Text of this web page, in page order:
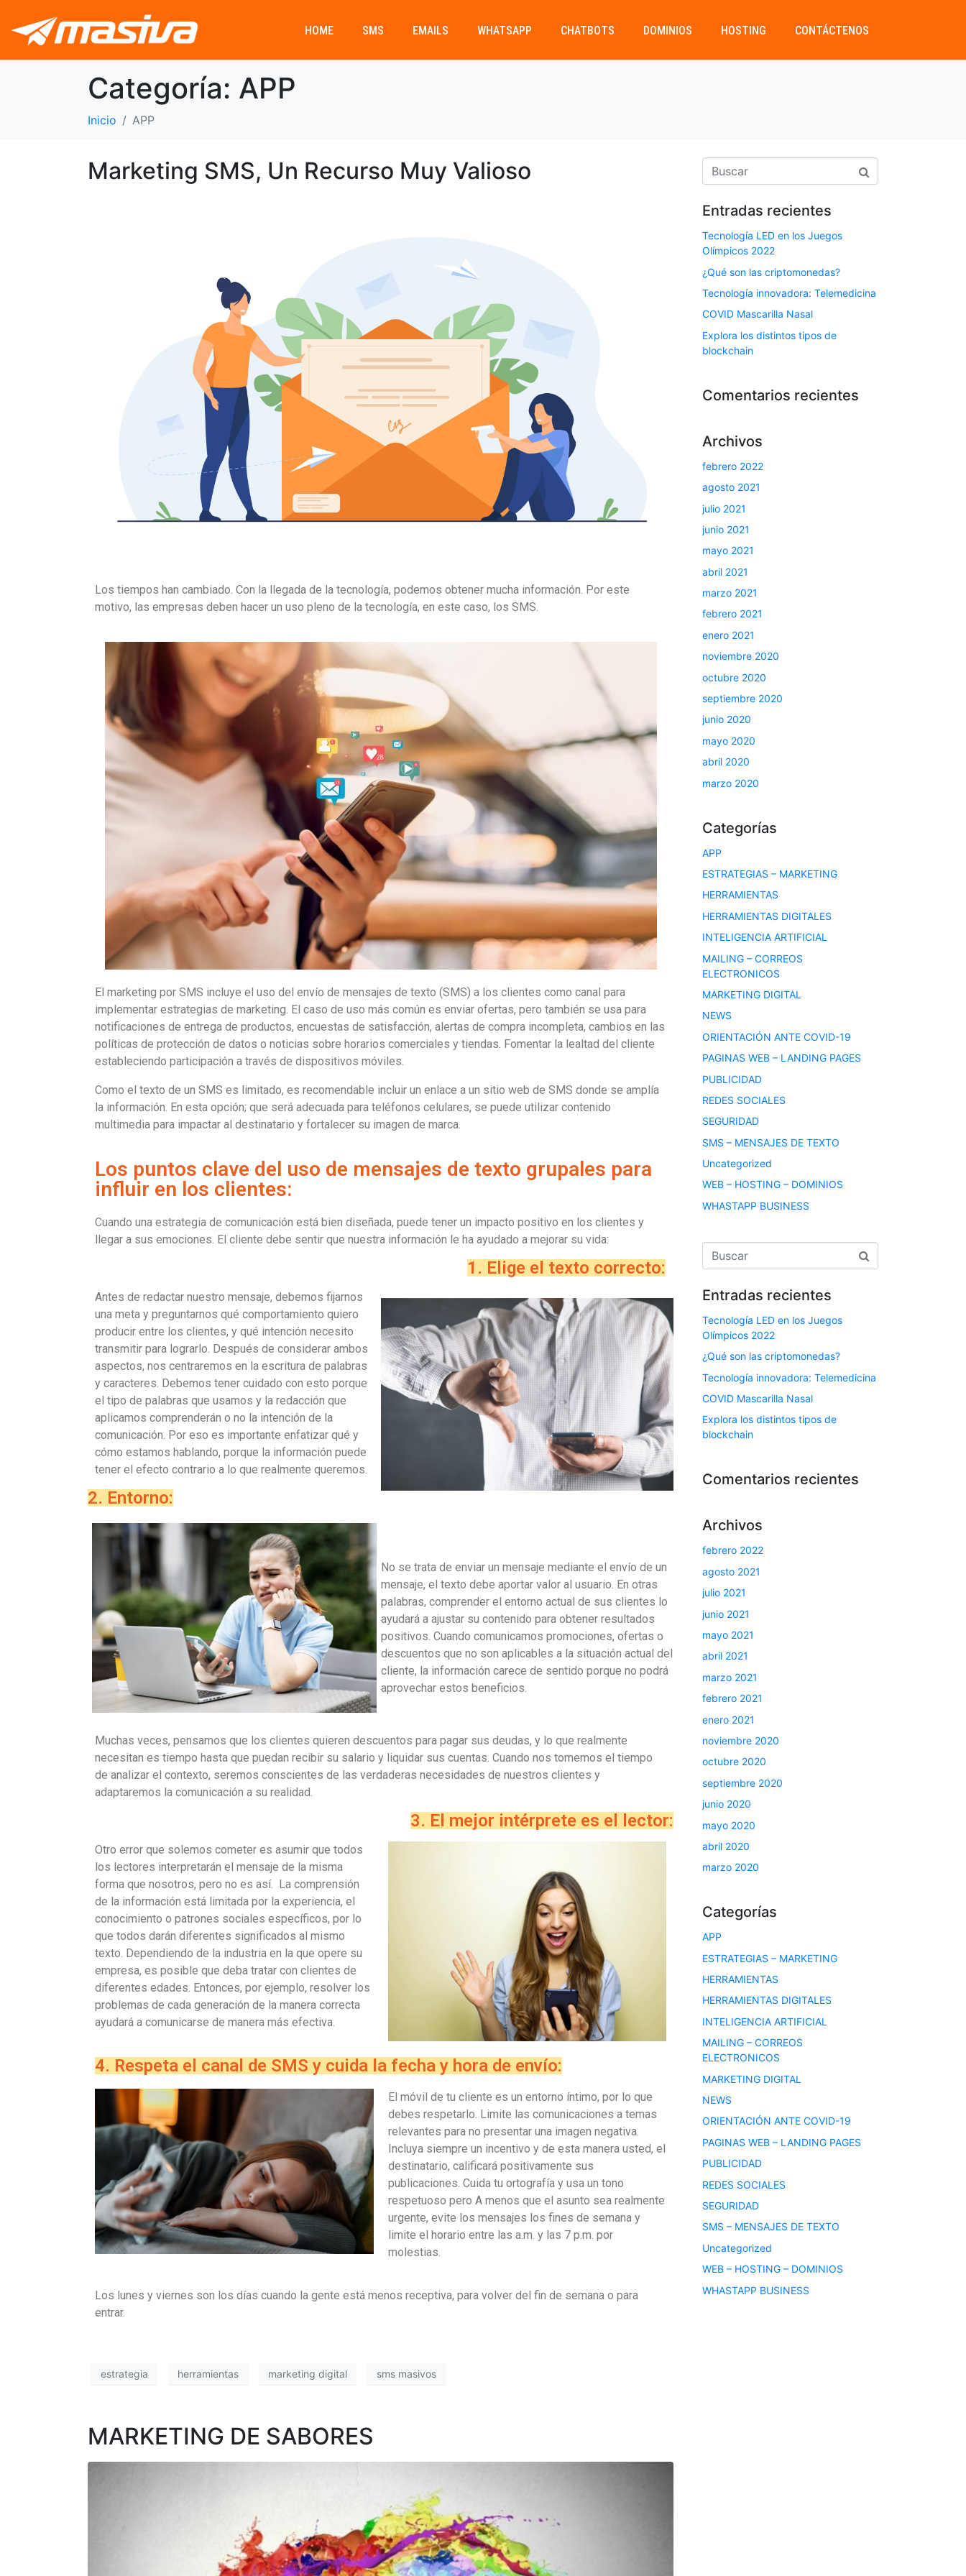
HOME SMS EMAILS WHATSAPP CHATBOTS DOMINIOS HOSTING CONTÁCTENOS
Categoría: APP
Inicio APP
Marketing SMS, Un Recurso Muy Valioso
Los tiempos han cambiado. Con la llegada de la tecnología, podemos obtener mucha información. Por este
motivo, las empresas deben hacer un uso pleno de la tecnología, en este caso, los SMS.
El marketing por SMS incluye el uso del envío de mensajes de texto (SMS) a los clientes como canal para
implementar estrategias de marketing. El caso de uso más común es enviar ofertas, pero también se usa para
notificaciones de entrega de productos, encuestas de satisfacción, alertas de compra incompleta, cambios en las
políticas de protección de datos o noticias sobre horarios comerciales y tiendas. Fomentar la lealtad del cliente
estableciendo participación a través de dispositivos móviles.
Como el texto de un SMS es limitado, es recomendable incluir un enlace a un sitio web de SMS donde se amplía
la información. En esta opción; que será adecuada para teléfonos celulares, se puede utilizar contenido
multimedia para impactar al destinatario y fortalecer su imagen de marca.
Los puntos clave del uso de mensajes de texto grupales para
influir en los clientes:
Cuando una estrategia de comunicación está bien diseñada, puede tener un impacto positivo en los clientes y
llegar a sus emociones. El cliente debe sentir que nuestra información le ha ayudado a mejorar su vida:
1. Elige el texto correcto:
Antes de redactar nuestro mensaje, debemos fijarnos
una meta y preguntarnos qué comportamiento quiero
producir entre los clientes, y qué intención necesito
transmitir para lograrlo. Después de considerar ambos
aspectos, nos centraremos en la escritura de palabras
y caracteres. Debemos tener cuidado con esto porque
el tipo de palabras que usamos y la redacción que
aplicamos comprenderán o no la intención de la
comunicación. Por eso es importante enfatizar qué y
cómo estamos hablando, porque la información puede
tener el efecto contrario a lo que realmente queremos.
2. Entorno:
No se trata de enviar un mensaje mediante el envío de un
mensaje, el texto debe aportar valor al usuario. En otras
palabras, comprender el entorno actual de sus clientes lo
ayudará a ajustar su contenido para obtener resultados
positivos. Cuando comunicamos promociones, ofertas o
descuentos que no son aplicables a la situación actual del
cliente, la información carece de sentido porque no podrá
aprovechar estos beneficios.
Muchas veces, pensamos que los clientes quieren descuentos para pagar sus deudas, y lo que realmente
necesitan es tiempo hasta que puedan recibir su salario y liquidar sus cuentas. Cuando nos tomemos el tiempo
de analizar el contexto, seremos conscientes de las verdaderas necesidades de nuestros clientes y
adaptaremos la comunicación a su realidad.
3. El mejor intérprete es el lector:
Otro error que solemos cometer es asumir que todos
los lectores interpretarán el mensaje de la misma
forma que nosotros, pero no es así. La comprensión
de la información está limitada por la experiencia, el
conocimiento o patrones sociales específicos, por lo
que todos darán diferentes significados al mismo
texto. Dependiendo de la industria en la que opere su
empresa, es posible que deba tratar con clientes de
diferentes edades. Entonces, por ejemplo, resolver los
problemas de cada generación de la manera correcta
ayudará a comunicarse de manera más efectiva.
4. Respeta el canal de SMS y cuida la fecha y hora de envío:
El móvil de tu cliente es un entorno íntimo, por lo que
debes respetarlo. Limite las comunicaciones a temas
relevantes para no presentar una imagen negativa.
Incluya siempre un incentivo y de esta manera usted, el
destinatario, calificará positivamente sus
publicaciones. Cuida tu ortografía y usa un tono
respetuoso pero A menos que el asunto sea realmente
urgente, evite los mensajes los fines de semana y
limite el horario entre las a.m. y las 7 p.m. por
molestias.
Los lunes y viernes son los días cuando la gente está menos receptiva, para volver del fin de semana o para
entrar.
estrategia herramientas marketing digital sms masivos
MARKETING DE SABORES
Entradas recientes
Tecnología LED en los Juegos
Olímpicos 2022
¿Qué son las criptomonedas?
Tecnología innovadora: Telemedicina
COVID Mascarilla Nasal
Explora los distintos tipos de
blockchain
Comentarios recientes
Archivos
febrero 2022
agosto 2021
julio 2021
junio 2021
mayo 2021
abril 2021
marzo 2021
febrero 2021
enero 2021
noviembre 2020
octubre 2020
septiembre 2020
junio 2020
mayo 2020
abril 2020
marzo 2020
Categorías
APP
ESTRATEGIAS – MARKETING
HERRAMIENTAS
HERRAMIENTAS DIGITALES
INTELIGENCIA ARTIFICIAL
MAILING – CORREOS
ELECTRONICOS
MARKETING DIGITAL
NEWS
ORIENTACIÓN ANTE COVID-19
PAGINAS WEB – LANDING PAGES
PUBLICIDAD
REDES SOCIALES
SEGURIDAD
SMS – MENSAJES DE TEXTO
Uncategorized
WEB – HOSTING – DOMINIOS
WHASTAPP BUSINESS
Entradas recientes
Tecnología LED en los Juegos
Olímpicos 2022
¿Qué son las criptomonedas?
Tecnología innovadora: Telemedicina
COVID Mascarilla Nasal
Explora los distintos tipos de
blockchain
Comentarios recientes
Archivos
febrero 2022
agosto 2021
julio 2021
junio 2021
mayo 2021
abril 2021
marzo 2021
febrero 2021
enero 2021
noviembre 2020
octubre 2020
septiembre 2020
junio 2020
mayo 2020
abril 2020
marzo 2020
Categorías
APP
ESTRATEGIAS – MARKETING
HERRAMIENTAS
HERRAMIENTAS DIGITALES
INTELIGENCIA ARTIFICIAL
MAILING – CORREOS
ELECTRONICOS
MARKETING DIGITAL
NEWS
ORIENTACIÓN ANTE COVID-19
PAGINAS WEB – LANDING PAGES
PUBLICIDAD
REDES SOCIALES
SEGURIDAD
SMS – MENSAJES DE TEXTO
Uncategorized
WEB – HOSTING – DOMINIOS
WHASTAPP BUSINESS